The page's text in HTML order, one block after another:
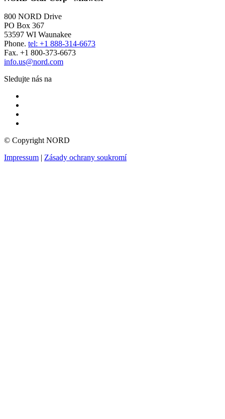
800 NORD Drive
PO Box 367
53597 WI Waunakee
Phone. tel: +1 888-314-6673
Fax. +1 800-373-6673
info.us@nord.com
Sledujte nás na
© Copyright NORD
Impressum | Zásady ochrany soukromí